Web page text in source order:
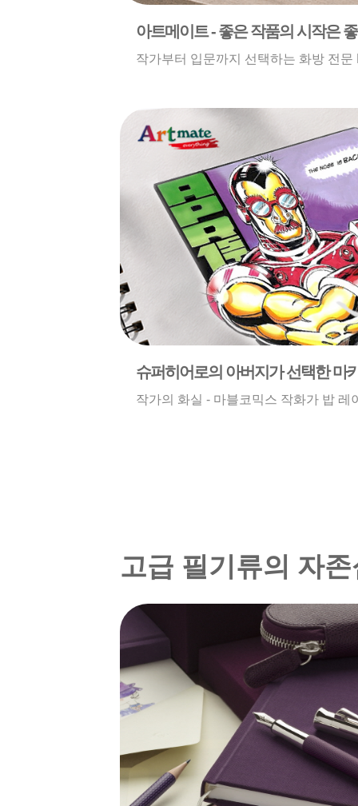
아트메이트 - 좋은 작품의 시작은
작가부터 입문까지 선택하는 화방 전문
슈퍼히어로의 아버지가 선택한 마
작가의 화실 - 마블코믹스 작화가 밥 레
고급 필기류의 자존